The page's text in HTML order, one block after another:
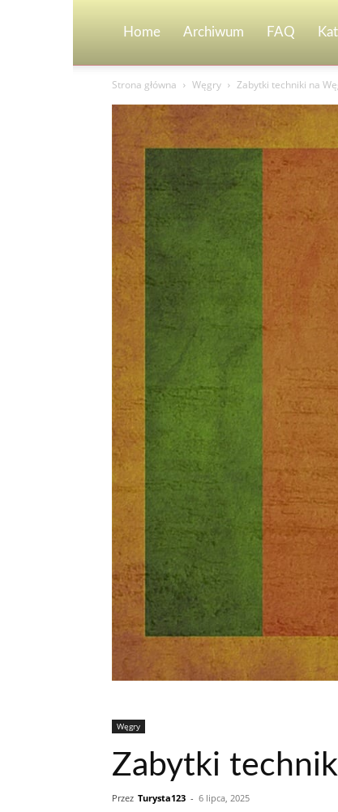
Home Archiwum FAQ
Strona główna Węgry Zabytki techniki na
Węgry
Zabytki
Przez Turysta123 - 6 lipca, 2025